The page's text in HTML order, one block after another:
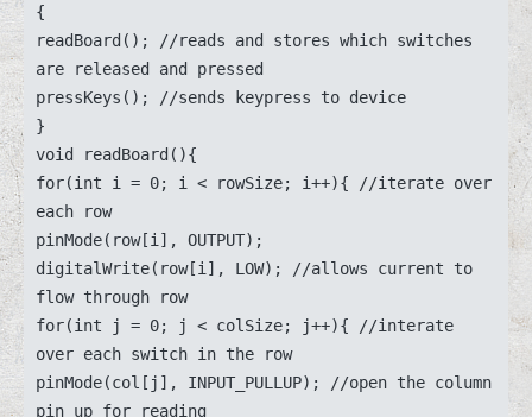
{
readBoard(); //reads and stores which switches
are released and pressed
pressKeys(); //sends keypress to device
}
void readBoard(){
for(int i = 0; i < rowSize; i++){ //iterate over
each row
pinMode(row[i], OUTPUT);
digitalWrite(row[i], LOW); //allows current to
flow through row
for(int j = 0; j < colSize; j++){ //interate
over each switch in the row
pinMode(col[j], INPUT_PULLUP); //open the column
pin up for reading